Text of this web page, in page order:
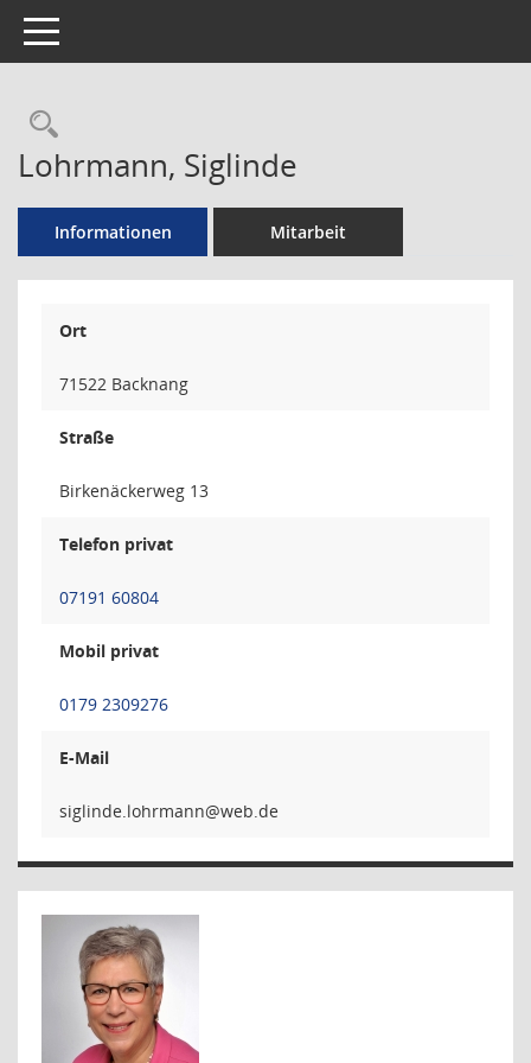
Toggle navigation
Rechercheauswahl
Lohrmann, Siglinde
Informationen Mitarbeit
Ort
71522 Backnang
Straße
Birkenäckerweg 13
Telefon privat
07191 60804
Mobil privat
0179 2309276
E-Mail
nnamrhol